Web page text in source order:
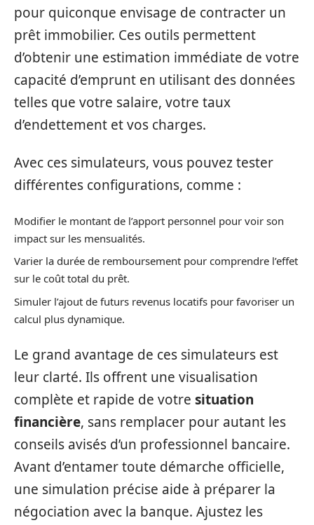
pour quiconque envisage de contracter un
prêt immobilier. Ces outils permettent
d’obtenir une estimation immédiate de votre
capacité d’emprunt en utilisant des données
telles que votre salaire, votre taux
d’endettement et vos charges.
Avec ces simulateurs, vous pouvez tester
différentes configurations, comme :
Modifier le montant de l’apport personnel pour voir son
impact sur les mensualités.
Varier la durée de remboursement pour comprendre l’effet
sur le coût total du prêt.
Simuler l’ajout de futurs revenus locatifs pour favoriser un
calcul plus dynamique.
Le grand avantage de ces simulateurs est
leur clarté. Ils offrent une visualisation
complète et rapide de votre situation
financière, sans remplacer pour autant les
conseils avisés d’un professionnel bancaire.
Avant d’entamer toute démarche officielle,
une simulation précise aide à préparer la
négociation avec la banque. Ajustez les